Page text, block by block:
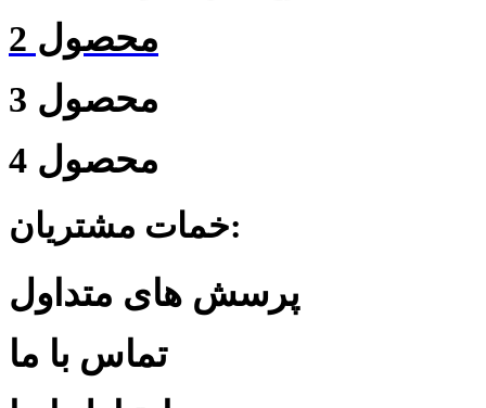
محصول 2
محصول 3
محصول 4
خمات مشتریان:
پرسش های متداول
تماس با ما